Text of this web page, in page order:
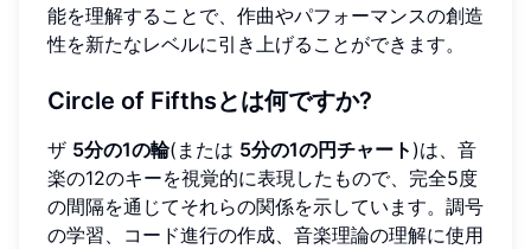
能を理解することで、作曲やパフォーマンスの創造
性を新たなレベルに引き上げることができます。
Circle of Fifthsとは何ですか?
ザ 5分の1の輪(または 5分の1の円チャート )は、音
楽の12のキーを視覚的に表現したもので、完全5度
の間隔を通じてそれらの関係を示しています。調号
の学習、コード進行の作成、音楽理論の理解に使用